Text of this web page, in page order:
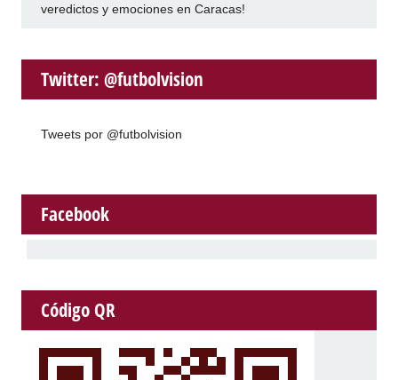
veredictos y emociones en Caracas!
Twitter: @futbolvision
Tweets por @futbolvision
Facebook
Código QR